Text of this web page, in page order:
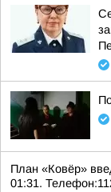
План «Ковёр»
01:31.